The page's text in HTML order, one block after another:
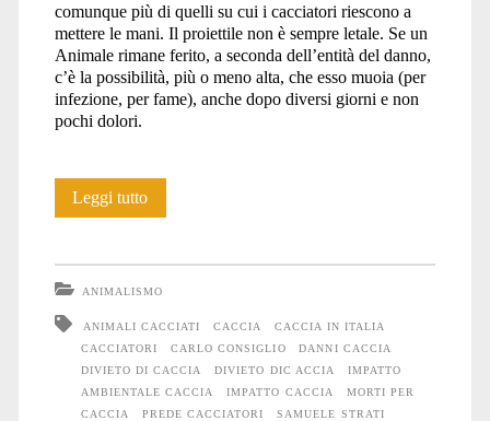
comunque più di quelli su cui i cacciatori riescono a
mettere le mani. Il proiettile non è sempre letale. Se un
Animale rimane ferito, a seconda dell’entità del danno,
c’è la possibilità, più o meno alta, che esso muoia (per
infezione, per fame), anche dopo diversi giorni e non
pochi dolori.
Leggi tuttoQuanto
cacciatore?
ANIMALISMO
ANIMALI CACCIATI CACCIA
CACCIA IN ITALIA
CACCIATORI
CARLO CONSIGLIO
DANNI CACCIA
DIVIETO DI CACCIA
DIVIETO DIC ACCIA
IMPATTO
AMBIENTALE CACCIA
IMPATTO CACCIA
MORTI PER
CACCIA
PREDE CACCIATORI
SAMUELE STRATI